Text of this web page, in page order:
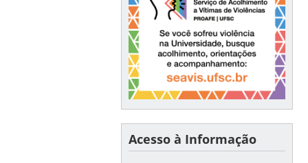
Acesso à Informação